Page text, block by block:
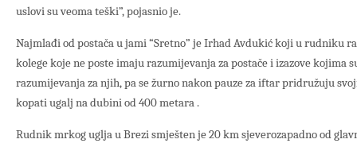
uslovi su veoma teški”, pojasnio je.
Najmlađi od postača u jami “Sretno” je Irhad Avdukić koji u rudniku
kolege koje ne poste imaju razumijevanja za postače i izazove kojima
razumijevanja za njih, pa se žurno nakon pauze za iftar pridružuju
kopati ugalj na dubini od 400 metara .
Rudnik mrkog uglja u Brezi smješten je 20 km sjeverozapadno od